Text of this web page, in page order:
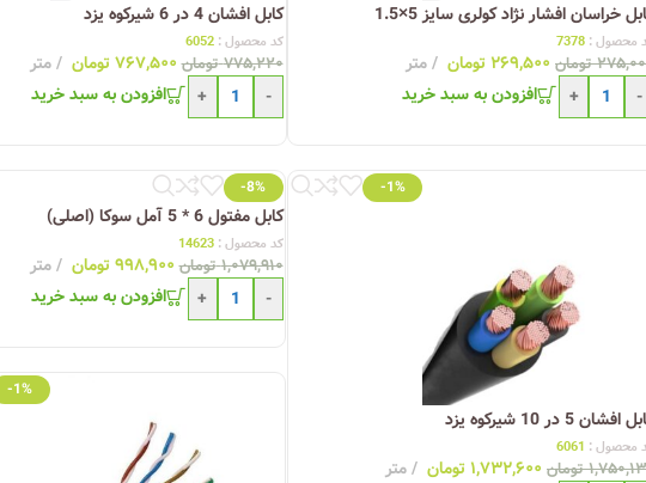
چراغ سقفی (هالوژن)
چراغ جت لایت
چراغ چشمی (پارکتی)
خراسان افشار نژاد کولری سایز 5×1.5
محصول : 7378
تومان ۲۶۹,۵۰۰ تومان
متر
-
+ افزودن به سبد خرید
کابل افشان 4 در 6 شیرکوه یزد
کد محصول :6052
۷۷۵,۲۲۰ تومان ۷۶۷,۵۰۰ تومان
متر
-
+ افزودن به سبد خرید
-1%
افشان 5 در 10 شیرکوه یزد
محصول : 6061
تومان ۱,۷۳۲,۶۰۰ تومان
متر
-8%
کابل مفتول 6 * 5 آمل سوکا (اصلی)
کد محصول :14623
۱,۰۷۹,۹۱۰ تومان ۹۹۸,۹۰۰ تومان
متر
-
+ افزودن به سبد خرید
-1%